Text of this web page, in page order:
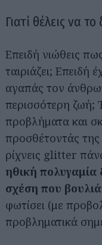
Γιατί θέλεις να
Επειδή νιώθεις
ταιριάζει; Επειδή
αγαπάς τον
περισσότερη ζωή;
προβλήματα και
προσθέτοντάς
ρίχνεις glitter
ηθική πολυγαμία
σχέση που
φωτίσει (με
προβληματικά